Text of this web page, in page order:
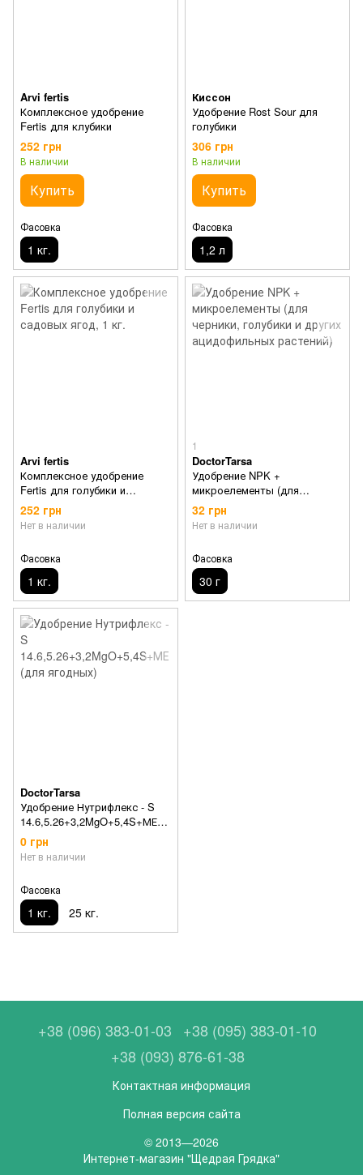
Arvi fertis
Комплексное удобрение
Fertis для клубики
252 грн
В наличии
Купить
Фасовка
1 кг.
Киссон
Удобрение Rost Sour для
голубики
306 грн
В наличии
Купить
Фасовка
1,2 л
Arvi fertis
Комплексное удобрение
Fertis для голубики и
садовых ягод
252 грн
Нет в наличии
Фасовка
1 кг.
1
DoctorTarsa
Удобрение NPK +
микроелементы (для
черники, голубики и других
ацидофильных растений)
32 грн
Нет в наличии
Фасовка
30 г
DoctorTarsa
Удобрение Нутрифлекс - S
14.6,5.26+3,2MgO+5,4S+МЕ
(для ягодных)
0 грн
Нет в наличии
Фасовка
1 кг. 25 кг.
+38 (096) 383-01-03
+38 (095) 383-01-10
+38 (093) 876-61-38
Контактная информация
Полная версия сайта
© 2013—2026
Интернет-магазин "Щедрая Грядка"